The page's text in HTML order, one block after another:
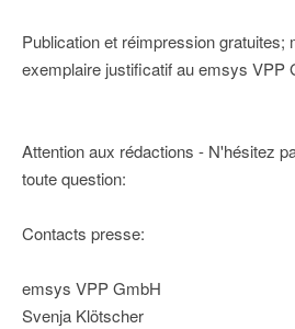
Publication et réimpression gratuites;
exemplaire justificatif au emsys VPP
Attention aux rédactions - N'hésitez
toute question:
Contacts presse:
emsys VPP GmbH
Svenja Klötscher